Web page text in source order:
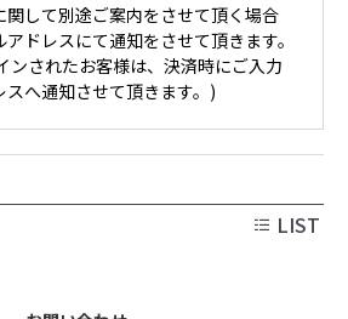
して別途ご案内をさせて頂く場合
ドレスにて通知をさせて頂きます。
ンされたお客様は、決済時にご入力
スへ通知させて頂きます。)
LIST